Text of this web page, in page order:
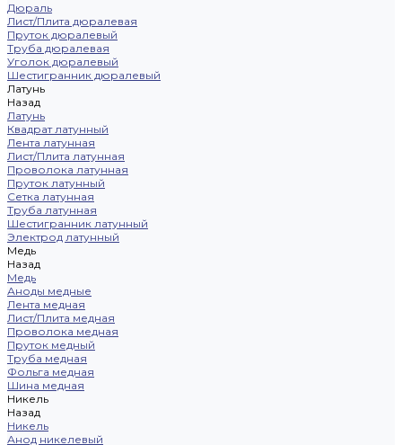
Дюраль
Лист/Плита дюралевая
Пруток дюралевый
Труба дюралевая
Уголок дюралевый
Шестигранник дюралевый
Латунь
Назад
Латунь
Квадрат латунный
Лента латунная
Лист/Плита латунная
Проволока латунная
Пруток латунный
Сетка латунная
Труба латунная
Шестигранник латунный
Электрод латунный
Медь
Назад
Медь
Аноды медные
Лента медная
Лист/Плита медная
Проволока медная
Пруток медный
Труба медная
Фольга медная
Шина медная
Никель
Назад
Никель
Анод никелевый